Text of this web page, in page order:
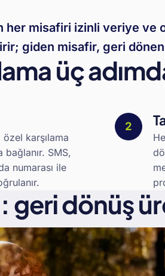
her misafiri izinli veriye ve
giden misafir, geri
üç
karşılama
bağlanır. SMS,
numarası ile
geri dönüş